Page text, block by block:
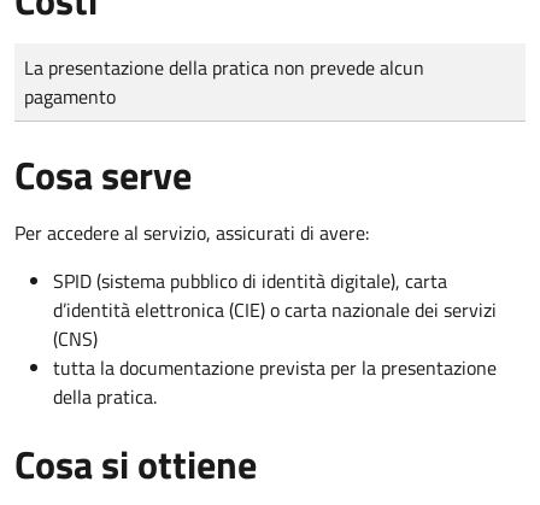
Tipo di pagamento
Importo
La presentazione della pratica non prevede alcun
pagamento
Cosa serve
Per accedere al servizio, assicurati di avere:
SPID (sistema pubblico di identità digitale), carta
d’identità elettronica (CIE) o carta nazionale dei servizi
(CNS)
tutta la documentazione prevista per la presentazione
della pratica.
Cosa si ottiene